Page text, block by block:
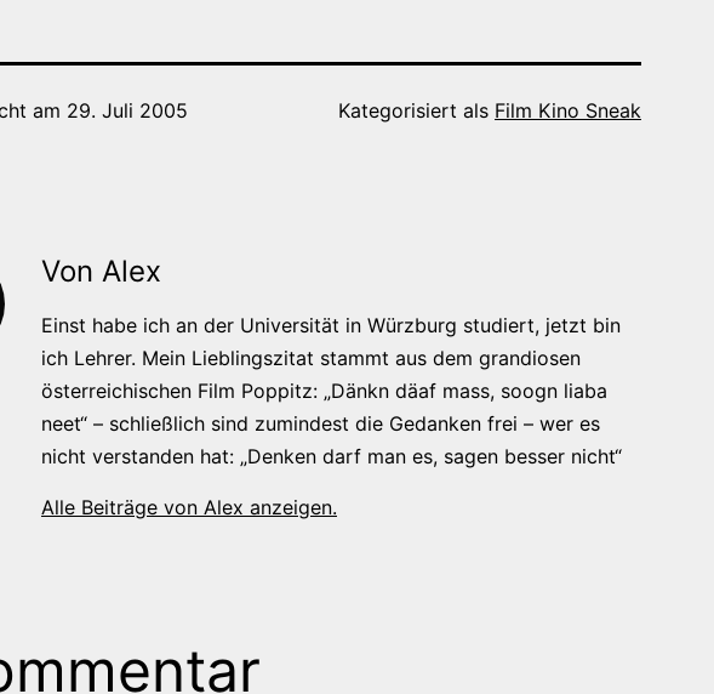
am 29. Juli 2005 Kategorisiert als Film Kino Sneak
Von Alex
Einst habe ich an der Universität in Würzburg studiert, jetzt bin
ich Lehrer. Mein Lieblingszitat stammt aus dem grandiosen
österreichischen Film Poppitz: „Dänkn däaf mass, soogn liaba
neet“ – schließlich sind zumindest die Gedanken frei – wer es
nicht verstanden hat: „Denken darf man es, sagen besser nicht“
Alle Beiträge von Alex anzeigen.